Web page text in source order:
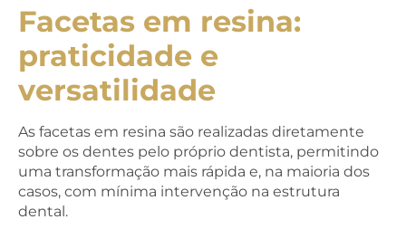
Facetas em resina:
praticidade e
versatilidade
As facetas em resina são realizadas diretamente
sobre os dentes pelo próprio dentista, permitindo
uma transformação mais rápida e, na maioria dos
casos, com mínima intervenção na estrutura
dental.